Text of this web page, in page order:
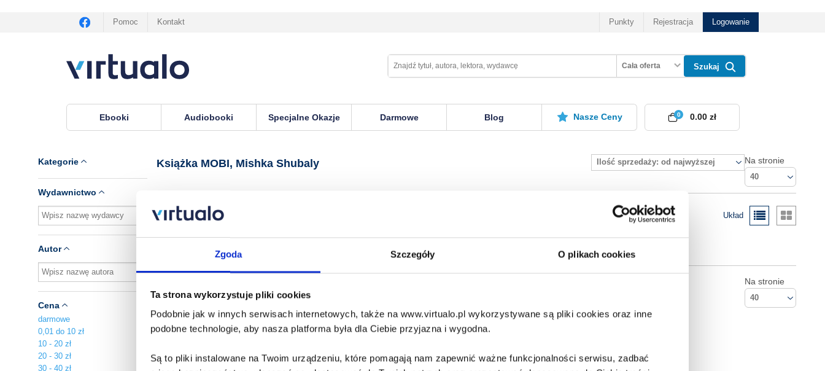
Zgoda Szczegóły O plikach cookies
Ta strona wykorzystuje pliki cookies
Podobnie jak w innych serwisach internetowych, także na www.virtualo.pl wykorzystywane są pliki cookies oraz inne
podobne technologie, aby nasza platforma była dla Ciebie przyjazna i wygodna.
Są to pliki instalowane na Twoim urządzeniu, które pomagają nam zapewnić ważne funkcjonalności serwisu, zadbać
Pomoc Kontakt Punkty Rejestracja Logowanie
Cała oferta Szukaj
Ebooki Audiobooki Specjalne Okazje Darmowe Blog Nasze Ceny 0
0.00 zł
Kategorie
Wydawnictwo
Autor
Cena
darmowe
0,01 do 10 zł
10 - 20 zł
20 - 30 zł
30 - 40 zł
Książka MOBI, Mishka Shubaly Ilość sprzedaży: od najwyższej Na stronie
40
Układ
Na stronie
40